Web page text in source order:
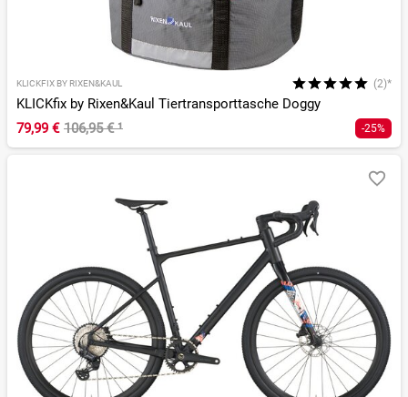
KLICKFIX BY RIXEN&KAUL (2)*
KLICKfix by Rixen&Kaul Tiertransporttasche Doggy
79,99 € 106,95 €¹ -25%